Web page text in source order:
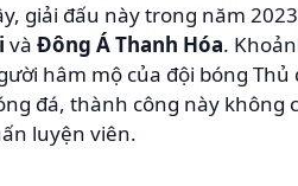
giải đấu này trong năm
và Đông Á Thanh Hóa.
hâm mộ của đội bóng
đá, thành công này không
luyện viên.